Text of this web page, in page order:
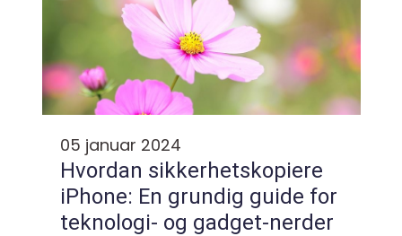
05 januar 2024
Hvordan sikkerhetskopiere
iPhone: En grundig guide for
teknologi- og gadget-nerder